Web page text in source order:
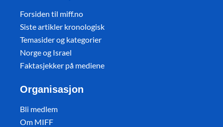
Forsiden til miff.no
Siste artikler kronologisk
Temasider og kategorier
Norge og Israel
Faktasjekker på mediene
Organisasjon
Bli medlem
Om MIFF